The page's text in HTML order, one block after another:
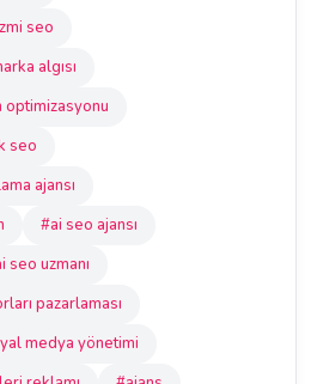
seo
algısı
seo
ajansı
#ai seo ajansı
seo uzmanı
pazarlaması
medya yönetimi